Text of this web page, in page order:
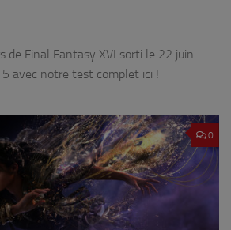
de Final Fantasy XVI sorti le 22 juin
avec notre test complet ici !
0